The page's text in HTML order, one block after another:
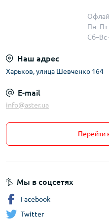
Наш адрес
Харьков, улица Шевченко 164
E-mail
info@aster.ua
Перейти
Мы в соцсетях
Facebook
Twitter